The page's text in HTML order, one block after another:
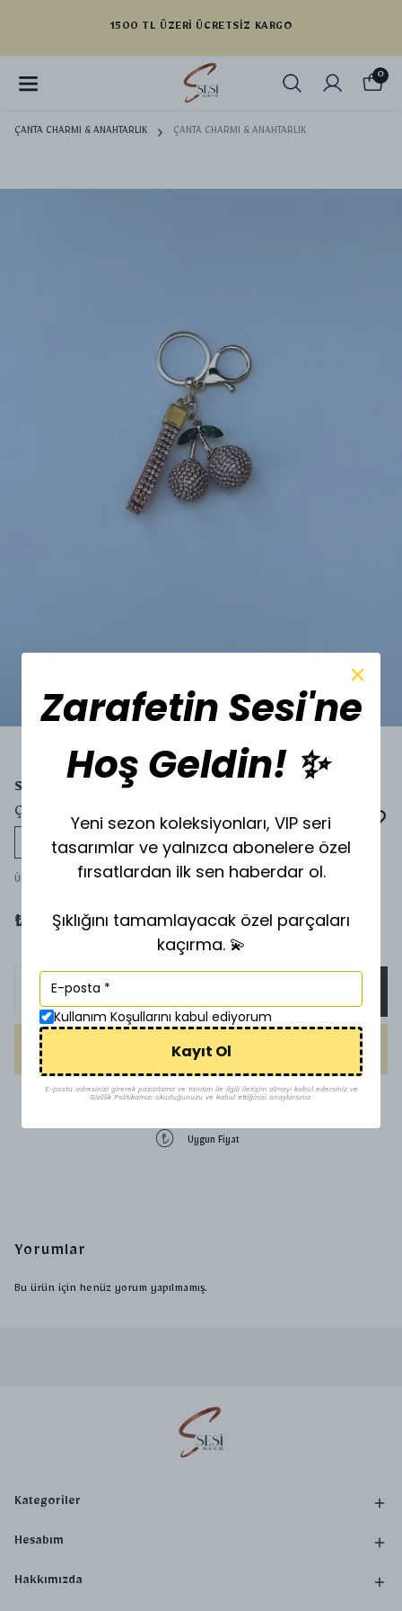
0
ÇANTA CHARMI & ANAHTARLIK ÇANTA CHARMI & ANAHTARLIK
SESİ
ÇANTA CHARMI & ANAHTARLIK
Tükeniyor
Ürün Kodu
₺ 300.00
HEMEN AL
1500 TL üzeri ücretsiz kargo
Uygun Fiyat
Yorumlar
Bu ürün için henüz yorum yapılmamış.
Kategoriler
Hesabım
Hakkımızda
Zarafetin Sesi'ne
Hoş Geldin! ✨
Yeni sezon koleksiyonları, VIP seri
tasarımlar ve yalnızca abonelere özel
fırsatlardan ilk sen haberdar ol.
Şıklığını tamamlayacak özel parçaları
kaçırma. 💫
Kullanım Koşullarını kabul ediyorum
Kayıt Ol
E-posta adresinizi girerek pazarlama ve tanıtım ile ilgili iletişim almayı kabul edersiniz ve
Gizlilik Politikamızı okuduğunuzu ve kabul ettiğinizi onaylarsınız.